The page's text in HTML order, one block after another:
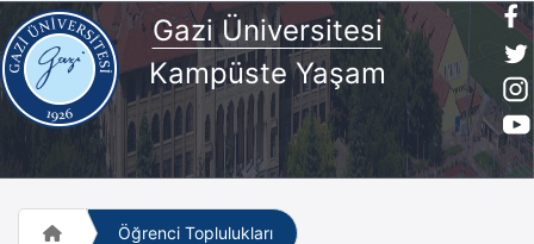
Gazi Üniversitesi
Kampüste Yaşam
Öğrenci Toplulukları